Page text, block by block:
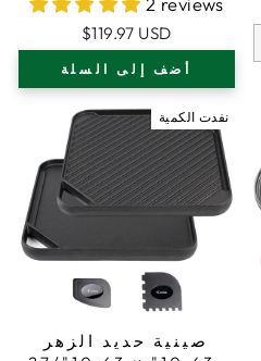
سم) قطر، 4.8 لتر
$119.97 USD
أضف إلى السلة
نفدت الكمية
صينية حديد الزهر